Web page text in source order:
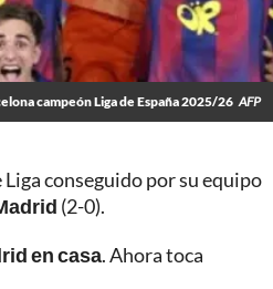
campeón Liga de España 2025/26 AFP
conseguido por su equipo
(2-0).
en casa. Ahora toca